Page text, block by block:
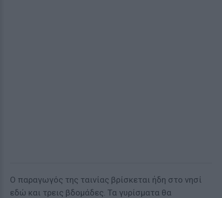
Ο παραγωγός της ταινίας βρίσκεται ήδη στο νησί
εδώ και τρεις βδομάδες. Τα γυρίσματα θα